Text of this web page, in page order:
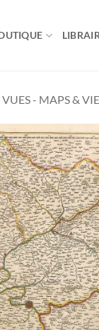
VUES - MAPS &